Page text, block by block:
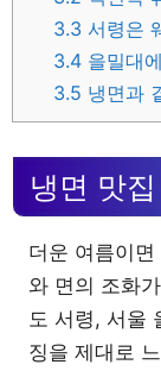
3.3 서령은
3.4 을밀대
3.5 냉면과
냉면 맛
더운 여름이
와 면의 조화
도 서령, 서울
징을 제대로